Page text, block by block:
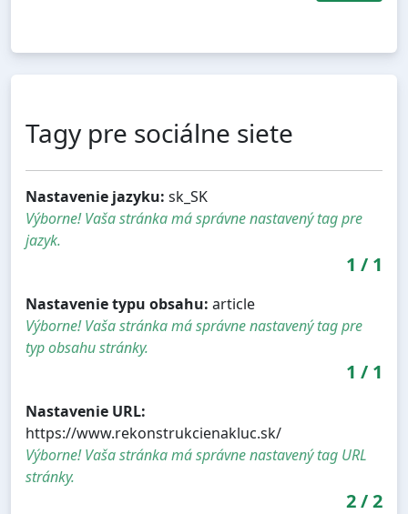
Tagy pre sociálne siete
Nastavenie jazyku: sk_SK
Výborne! Vaša stránka má správne nastavený tag pre
jazyk.
1 / 1
Nastavenie typu obsahu: article
Výborne! Vaša stránka má správne nastavený tag pre
typ obsahu stránky.
1 / 1
Nastavenie URL:
https://www.rekonstrukcienakluc.sk/
Výborne! Vaša stránka má správne nastavený tag URL
stránky.
2/2